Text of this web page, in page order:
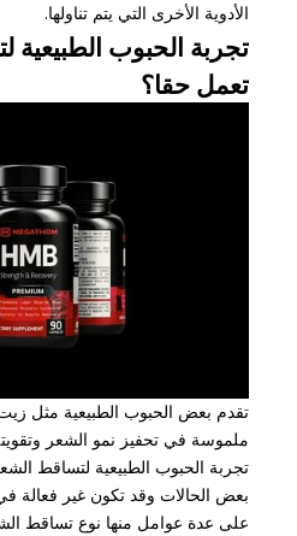
الأدوية الأخرى التي يتم تناولها.
تجربة الحبوب
تعمل حقا؟
تقدم بعض الحبوب الطبيعية مثل
ملموسة في تحفيز نمو الشعر
تجربة الحبوب الطبيعية لتساقط
بعض الحالات وقد تكون غير فعالة
على عدة عوامل منها نوع تساقط